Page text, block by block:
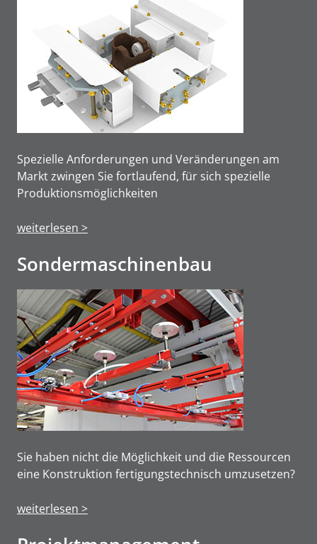
Spezielle Anforderungen und Veränderungen am
Markt zwingen Sie fortlaufend, für sich spezielle
Produktions­möglichkeiten
weiterlesen >
Sonderma­schinen­bau
Sie haben nicht die Möglichkeit und die Ressourcen
eine Konstruktion fertigungstechnisch umzusetzen?
weiterlesen >